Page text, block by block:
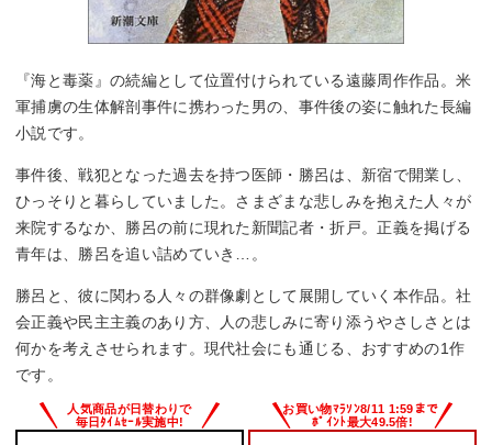
『海と毒薬』の続編として位置付けられている遠藤周作作品。米
軍捕虜の生体解剖事件に携わった男の、事件後の姿に触れた長編
小説です。
事件後、戦犯となった過去を持つ医師・勝呂は、新宿で開業し、
ひっそりと暮らしていました。さまざまな悲しみを抱えた人々が
来院するなか、勝呂の前に現れた新聞記者・折戸。正義を掲げる
青年は、勝呂を追い詰めていき…。
勝呂と、彼に関わる人々の群像劇として展開していく本作品。社
会正義や民主主義のあり方、人の悲しみに寄り添うやさしさとは
何かを考えさせられます。現代社会にも通じる、おすすめの1作
です。